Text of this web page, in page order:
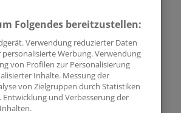
Folgendes bereitzustellen:
Verwendung reduzierter Daten
Werbung. Verwendung
von Profilen zur Personalisierung
Inhalte. Messung der
von Zielgruppen durch Statistiken
und Verbesserung der